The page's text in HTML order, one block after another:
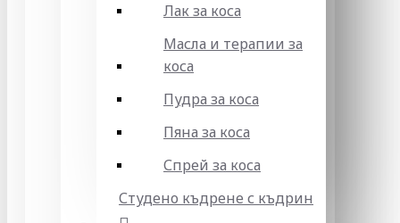
Лак за коса
Масла и терапии за
коса
Пудра за коса
Пяна за коса
Спрей за коса
Студено къдрене с къдрин